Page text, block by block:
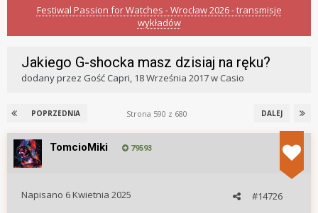
Festiwal Passion for Watches - Wrocław 2026 - transmisje
wykładów
Jakiego G-shocka masz dzisiaj na ręku?
dodany przez Gość Capri, 18 Września 2017w Casio
POPRZEDNIA DALEJ
Strona 590 z 680
TomcioMiki 79593
#14726
Napisano 6 Kwietnia 2025